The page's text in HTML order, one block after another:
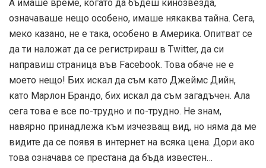
А имаше време, когато да бъдеш кинозвезда,
означаваше нещо особено, имаше някаква тайна. Сега,
меко казано, не е така, особено в Америка. Опитват се
да ти наложат да се регистрираш в Twitter, да си
направиш страница във Facebook. Това обаче не е
моето нещо! Бих искал да съм като Джеймс Дийн,
като Марлон Брандо, бих искал да съм загадъчен. Ала
сега това е все по-трудно и по-трудно. Не знам,
навярно принадлежа към изчезващ вид, но няма да ме
видите да се появя в интернет на всяка цена. Дори ако
това означава се престана да бъда известен…